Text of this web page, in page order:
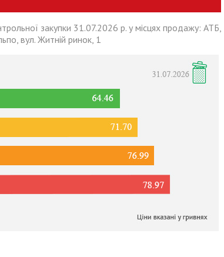
закупки 31.07.2026 р. у місцях продажу: АТБ,
вул. Житній ринок, 1